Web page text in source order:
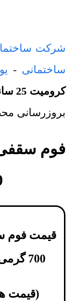
شرکت
ساختمانی -
کرومیت 25 سانتی 700 گرمی
بروزرسانی
700 گرمی
(قیمت